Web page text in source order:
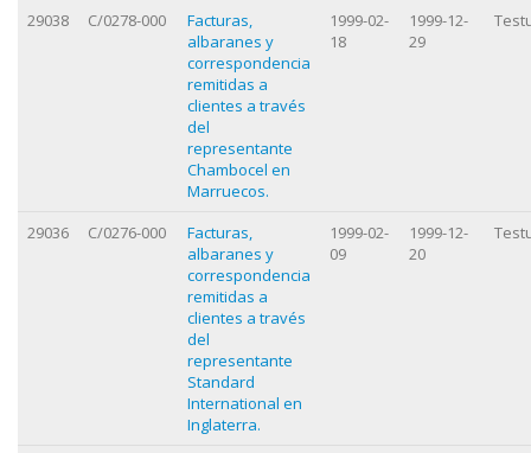
29038 C/0278-000
Facturas,
albaranes y
correspondencia
remitidas a
clientes a través
del
representante
Chambocel en
Marruecos.
1999-02-
18
1999-12-
29
29036 C/0276-000
Facturas,
albaranes y
correspondencia
remitidas a
clientes a través
del
representante
Standard
International en
Inglaterra.
1999-02-
09
1999-12-
20